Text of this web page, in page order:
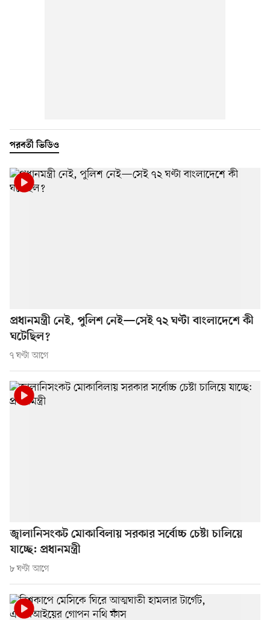
পরবর্তী ভিডিও
প্রধানমন্ত্রী নেই, পুলিশ নেই—সেই ৭২ ঘণ্টা বাংলাদেশে কী
ঘটেছিল?
৭ ঘণ্টা আগে
জ্বালানিসংকট মোকাবিলায় সরকার সর্বোচ্চ চেষ্টা চালিয়ে
যাচ্ছে: প্রধানমন্ত্রী
৮ ঘণ্টা আগে